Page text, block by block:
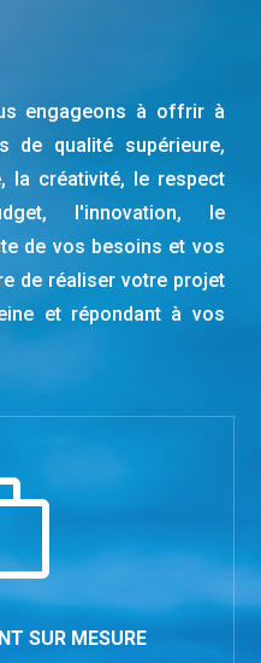
engageons à offrir à
de qualité supérieure,
la créativité, le respect
l'innovation, le
de vos besoins et vos
de réaliser votre projet
et répondant à vos
SUR MESURE